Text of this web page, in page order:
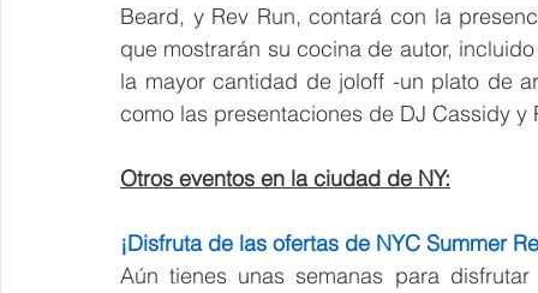
Beard, y Rev Run, contará con la
que mostrarán su cocina de autor,
la mayor cantidad de joloff -un plato de
como las presentaciones de DJ Cassidy y
Otros eventos en la ciudad de NY:
¡Disfruta de las ofertas de NYC Summer
Aún tienes unas semanas para